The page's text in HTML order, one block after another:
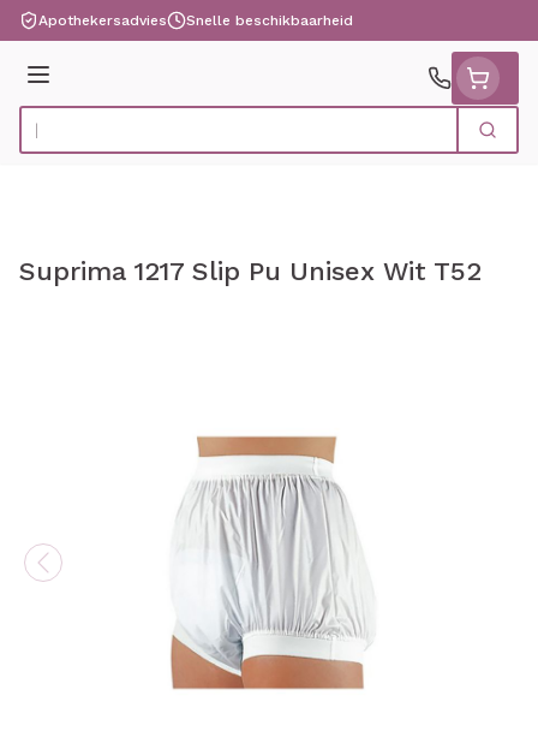
Ga naar de inhoud
Apothekersadvies Snelle beschikbaarheid
Menu
Product, merk, categorie... Zoek
Suprima 1217 Slip Pu Unisex Wit T52